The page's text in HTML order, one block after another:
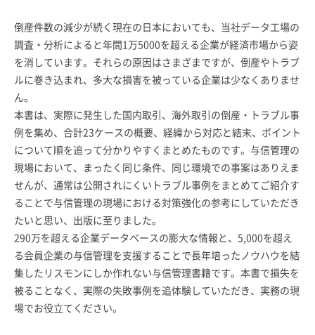
倒産件数の減少が続く現在の日本においても、当社データ工場の
調査・分析によると年間1万5000を超える企業が経済市場から姿
を消しています。それらの原因はさまざまですが、倒産やトラブ
ルに巻き込まれ、多大な損害を被っている企業は少なくありませ
ん。
本書は、実際に発生した国内取引、海外取引の倒産・トラブル事
例を集め、合計23ケースの概要、経緯から対応と結末、ポイント
について順を追って分かりやすくまとめたものです。与信管理の
現場において、まったく同じ条件、同じ環境での事案はありえま
せんが、通常は公開されにくいトラブル事例をまとめてご紹介す
ることで与信管理の現場における対策強化の参考にしていただき
たいと思い、出版に至りました。
290万を超える企業データベースの膨大な情報と、5,000を超え
る会員企業の与信管理を支援することで長年培ったノウハウを結
集したリスモンにしか作れない与信管理書籍です。本書で損失を
被ることなく、実際の失敗事例を追体験していただき、実務の現
場でお役立てください。